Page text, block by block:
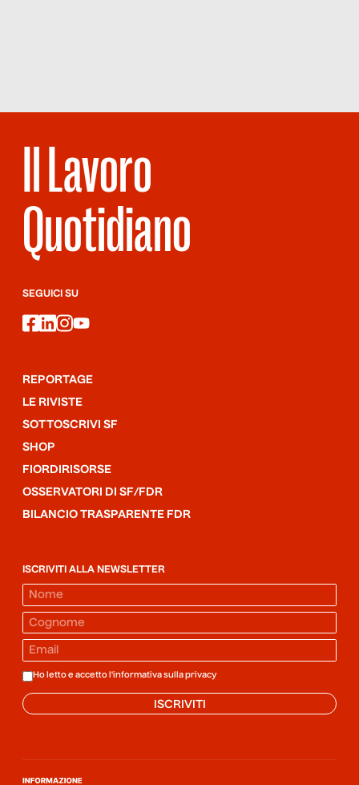
Il Lavoro
Quotidiano
SEGUICI SU
facebook
linkedin
instagram
youtube
REPORTAGE
LE RIVISTE
SOTTOSCRIVI SF
SHOP
FIORDIRISORSE
OSSERVATORI DI SF/FDR
BILANCIO TRASPARENTE FDR
ISCRIVITI ALLA NEWSLETTER
Ho letto e accetto l'informativa sulla privacy
ISCRIVITI